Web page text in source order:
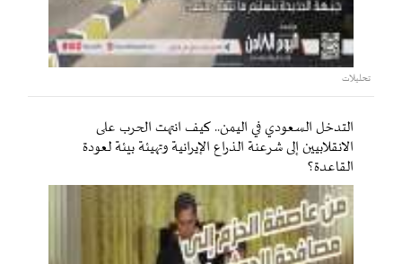
تحليلات
التدخل السعودي في اليمن.. كيف انتهت الحرب على
الانقلابيين إلى شرعنة الذراع الإيرانية وتهيئة بيئة لعودة
القاعدة؟